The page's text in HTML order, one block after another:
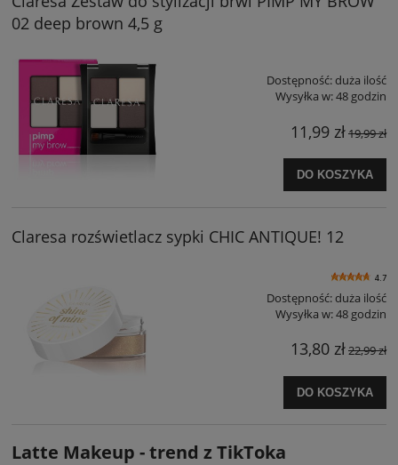
02 deep brown 4,5 g
Dostępność:duża ilość
Wysyłka w:48 godzin
11,99 zł19,99 zł
DO KOSZYKA
Claresa rozświetlacz sypki CHIC ANTIQUE! 12
4.7
Dostępność:duża ilość
Wysyłka w:48 godzin
13,80 zł22,99 zł
DO KOSZYKA
Latte Makeup - trend z TikToka